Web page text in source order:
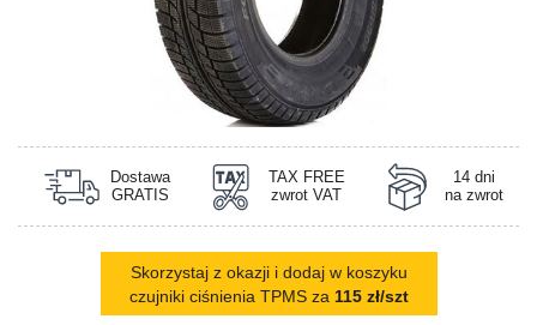
Dostawa
GRATIS
TAX FREE
zwrot VAT
14 dni
na zwrot
Skorzystaj z okazji i dodaj w koszyku
czujniki ciśnienia TPMS za 115 zł/szt